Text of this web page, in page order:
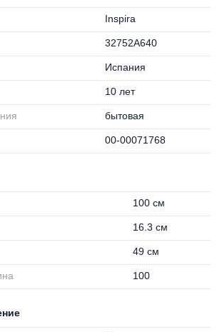
Inspira
32752A640
Испания
10 лет
бытовая
00-00071768
100 см
16.3 см
49 см
100